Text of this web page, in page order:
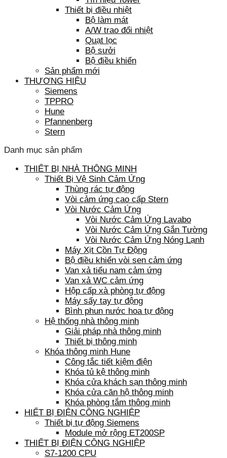
Thiết bị điều nhiệt
Bộ làm mát
A/W trao đổi nhiệt
Quạt lọc
Bộ sưởi
Bộ điều khiển
Sản phẩm mới
THƯƠNG HIỆU
Siemens
TPPRO
Hune
Pfannenberg
Stern
Danh mục sản phẩm
THIẾT BỊ NHÀ THÔNG MINH
Thiết Bị Vệ Sinh Cảm Ứng
Thùng rác tự động
Vòi cảm ứng cao cấp Stern
Vòi Nước Cảm Ứng
Vòi Nước Cảm Ứng Lavabo
Vòi Nước Cảm Ứng Gắn Tường
Vòi Nước Cảm Ứng Nóng Lạnh
Máy Xịt Cồn Tự Động
Bộ điều khiển vòi sen cảm ứng
Van xả tiểu nam cảm ứng
Van xả WC cảm ứng
Hộp cấp xà phòng tự động
Máy sấy tay tự động
Bình phun nước hoa tự động
Hệ thống nhà thông minh
Giải pháp nhà thông minh
Thiết bị thông minh
Khóa thông minh Hune
Công tắc tiết kiệm điện
Khóa tủ kệ thông minh
Khóa cửa khách sạn thông minh
Khóa cửa căn hộ thông minh
Khóa phòng tắm thông minh
HIẾT BỊ ĐIỆN CÔNG NGHIỆP
Thiết bị tự động Siemens
Module mở rộng ET200SP
THIẾT BỊ ĐIỆN CÔNG NGHIỆP
S7-1200 CPU